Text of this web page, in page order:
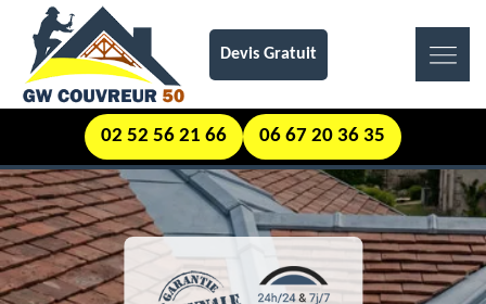
Devis Gratuit
02 52 56 21 66 06 67 20 36 35